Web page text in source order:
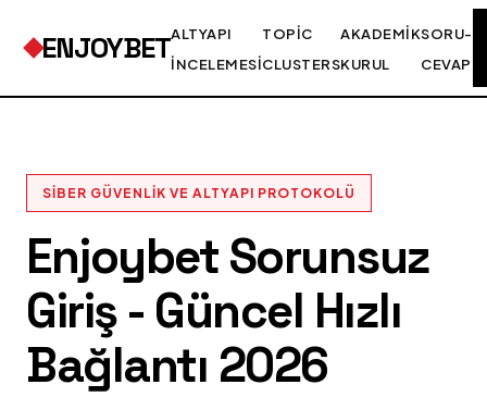
ENJOYBETALTYAPI
İNCELEMESI
TOPIC
CLUSTERS
AKADEMIK
KURUL
SORU-
CEVAP
SIBER GÜVENLIK VE ALTYAPI PROTOKOLÜ
Enjoybet Sorunsuz
Giriş - Güncel Hızlı
Bağlantı 2026